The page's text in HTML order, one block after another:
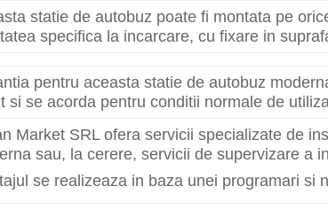
statie de autobuz poate fi montata pe
specifica la incarcare, cu fixare in
pentru aceasta statie de autobuz
si se acorda pentru conditii normale de
Market SRL ofera servicii specializate de
sau, la cerere, servicii de supervizare a
se realizeaza in baza unei programari si